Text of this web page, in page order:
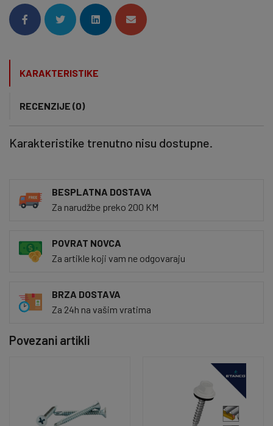
KARAKTERISTIKE
RECENZIJE (0)
Karakteristike trenutno nisu dostupne.
BESPLATNA DOSTAVA
Za narudžbe preko 200 KM
POVRAT NOVCA
Za artikle koji vam ne odgovaraju
BRZA DOSTAVA
Za 24h na vašim vratima
Povezani artikli